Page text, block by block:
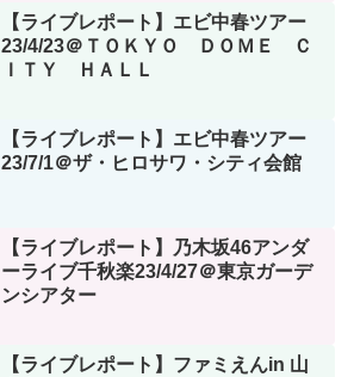
【ライブレポート】エビ中春ツアー
23/4/23＠ＴＯＫＹＯ ＤＯＭＥ Ｃ
ＩＴＹ ＨＡＬＬ
【ライブレポート】エビ中春ツアー
23/7/1＠ザ・ヒロサワ・シティ会館
【ライブレポート】乃木坂46アンダ
ーライブ千秋楽23/4/27＠東京ガーデ
ンシアター
【ライブレポート】ファミえんin 山